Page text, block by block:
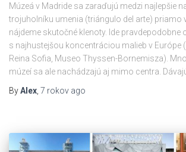
Múzeá v Madride sa zaraďujú medzi najlepšie
trojuholníku umenia (triángulo del arte) priamo
nájdeme skutočné klenoty. Ide pravdepodobne
s najhustejšou koncentráciou malieb v Európe
Reina Sofia, Museo Thyssen-Bornemisza).
múzeí sa ale nachádzajú aj mimo centra.
ByAlex 7 rokov ago